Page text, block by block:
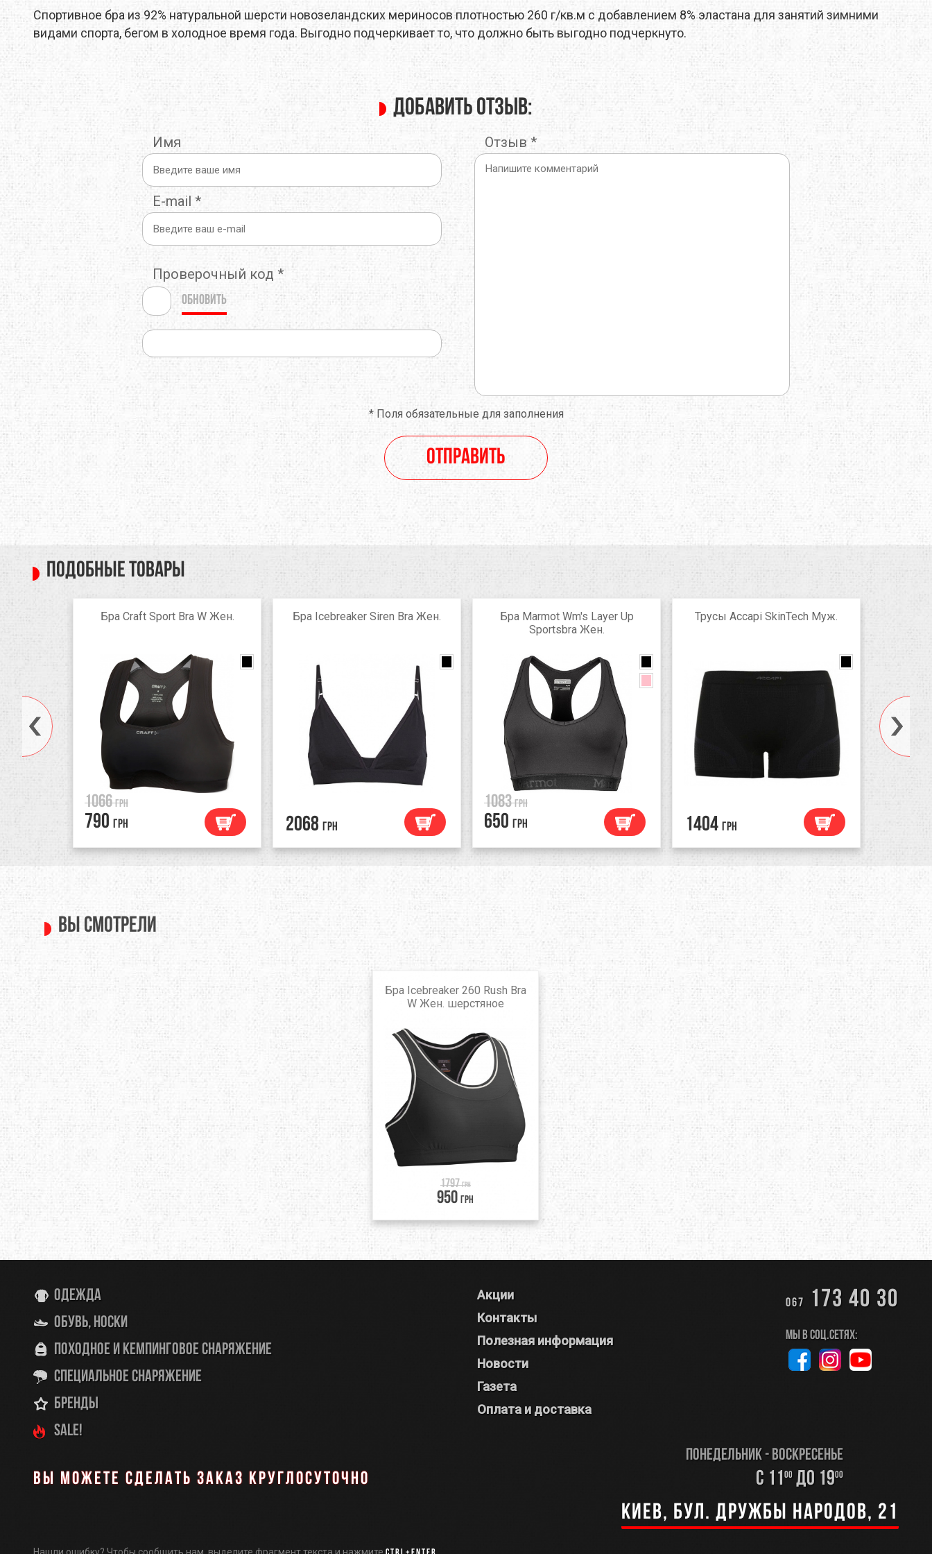
THERMOPAD TOAKS TOKO TOTEM TRAMP TRAVEL EXTREME
TREZETA TRIBE TRIMM TURBAT UKRHOLDS
VANGO
WARMPEACE X-BIONIC X-SOCKS Y&Y
ZAMBERLAN БАРНАУЛ
КРОК ТЕКСМА
Спортивное бра из 92% натуральной шерсти новозеландских мериносов плотностью 260 г/кв.м с добавлением 8% эластана для занятий зимними
видами спорта, бегом в холодное время года. Выгодно подчеркивает то, что должно быть выгодно подчеркнуто.
Добавить отзыв:
Имя
E-mail *
Проверочный код *
Обновить
Отзыв*
*Поля обязательные для заполнения
Отправить
Подобные товары
Бра Craft Sport Bra W Жен.
1066 грн
790 грн
Бра Icebreaker Siren Bra Жен.
2068 грн
Бра Marmot Wm's Layer Up
Sportsbra Жен.
1083 грн
650 грн
Трусы Accapi SkinTech Муж.
black/anthracite
1404 грн 350
black
Grey
Вы смотрели
Бра Icebreaker 260 Rush Bra
W Жен. шерстяное
1797 грн
950 грн
Одежда
Обувь, носки
Походное и кемпинговое снаряжение
Специальное снаряжение
Бренды
SALE!
Вы можете сделать заказ круглосуточно
Акции
Контакты
Полезная информация
Новости
Газета
Оплата и доставка
067 173 40 30
Мы в соц.сетях:
Понедельник - Воскресенье
с 11 00 до 1900
Киев, бул. Дружбы Народов, 21